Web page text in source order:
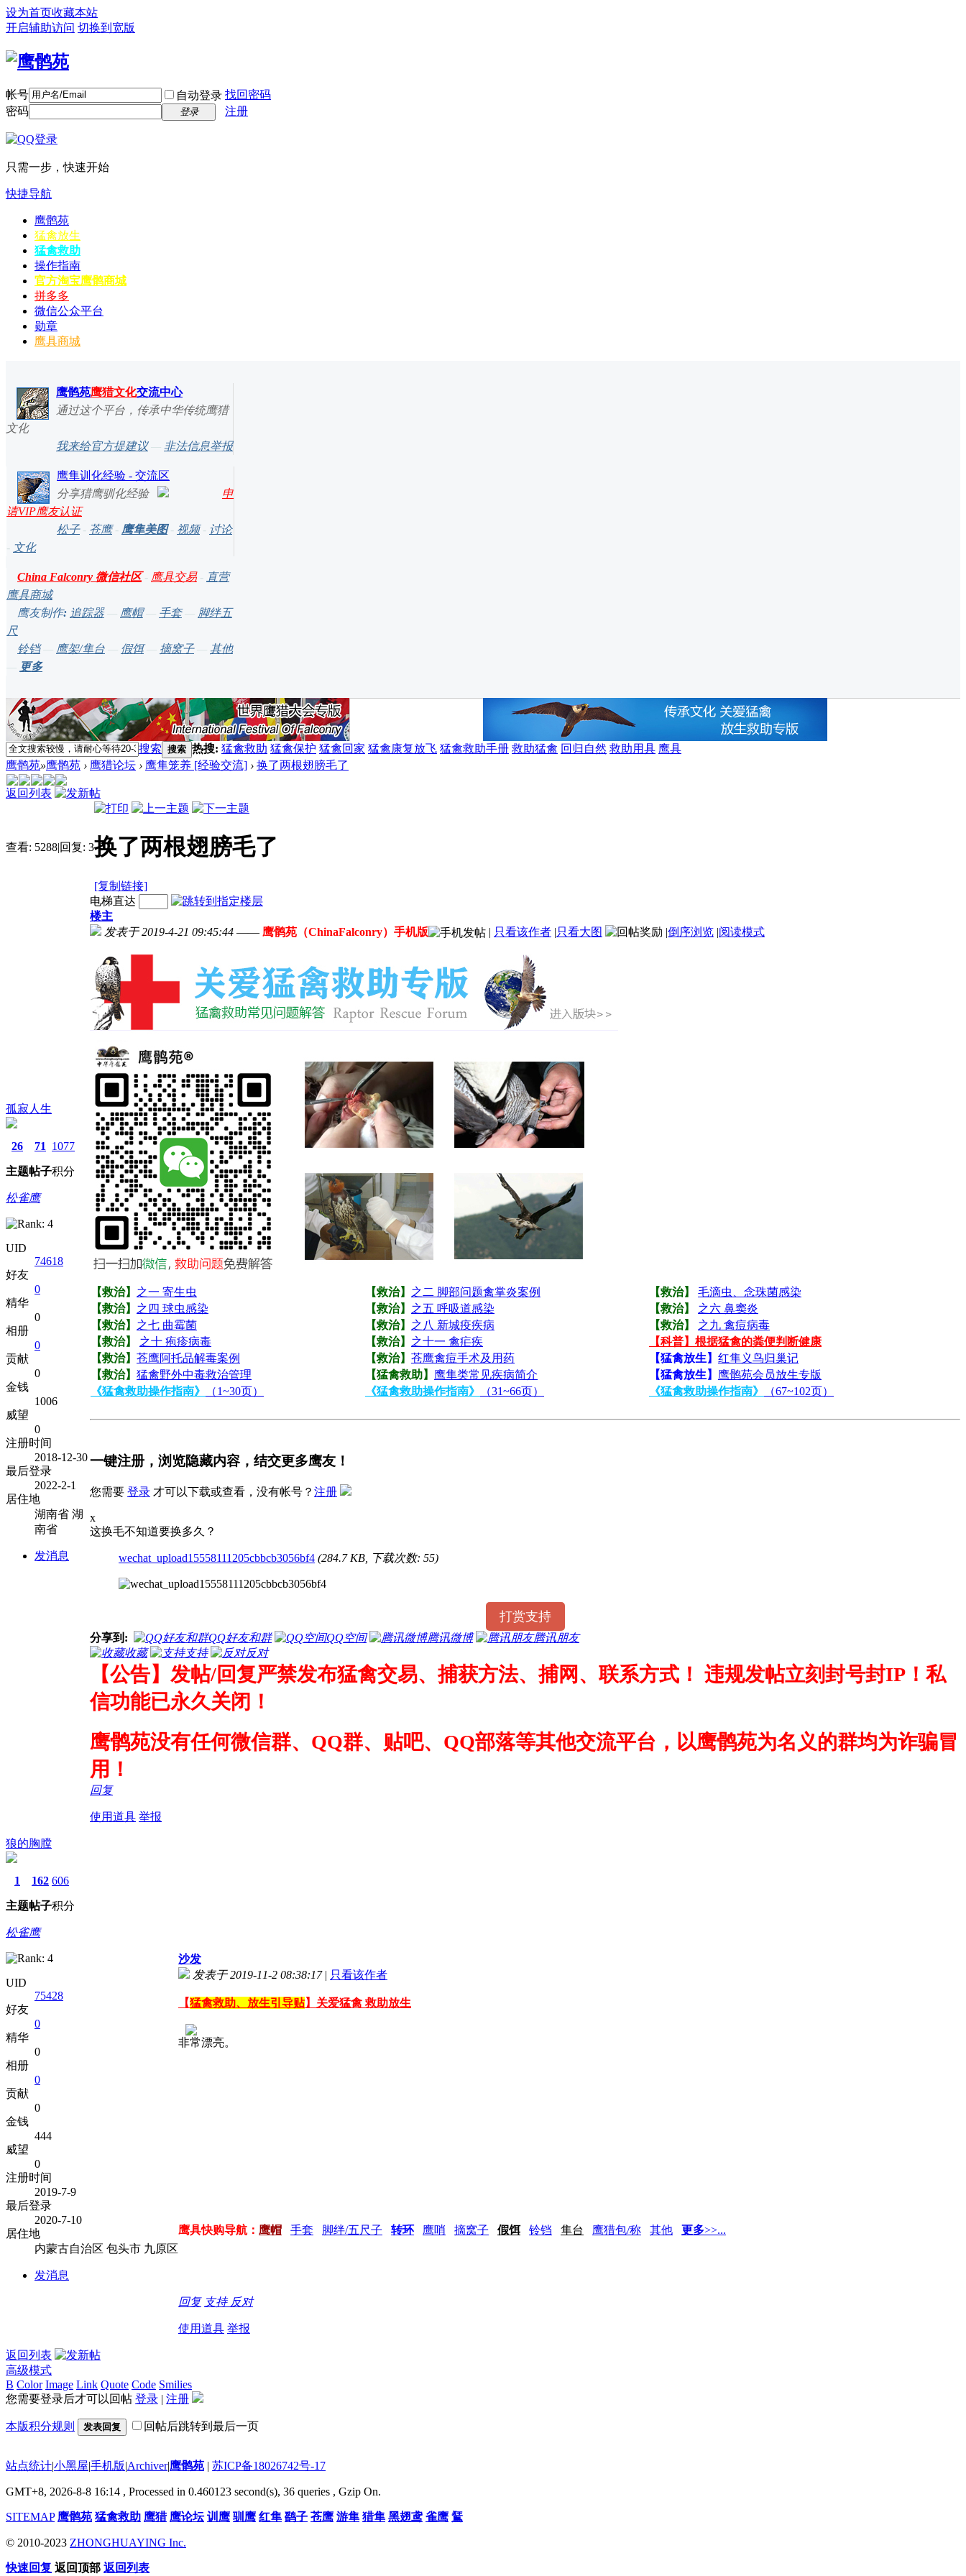
设为首页收藏本站
开启辅助访问 切换到宽版
帐号 自动登录 找回密码
密码
登录 注册
只需一步，快速开始
快捷导航
鹰鹘苑
猛禽放生
猛禽救助
操作指南
官方淘宝鹰鹘商城
拼多多
微信公众平台
勋章
鹰具商城
鹰鹘苑鹰猎文化交流中心
通过这个平台，传承中华传统鹰猎
文化
我来给官方提建议— 非法信息举报
鹰隼训化经验 - 交流区
分享猎鹰驯化经验
申
请VIP鹰友认证
松子- 苍鹰- 鹰隼美图- 视频- 讨论
- 文化
China Falconry 微信社区- 鹰具交易- 直营
鹰具商城
鹰友制作: 追踪器— 鹰帽— 手套— 脚绊五
尺
铃铛— 鹰架/隼台 — 假饵— 摘窝子— 其他
— 更多
搜索 搜索 热搜: 猛禽救助 猛禽保护 猛禽回家 猛禽康复放飞 猛禽救助手册 救助猛禽 回归自然 救助用具 鹰具
鹰鹘苑»鹰鹘苑 › 鹰猎论坛 › 鹰隼笼养 [经验交流] › 换了两根翅膀毛了
返回列表
查看: 5288|回复: 3换了两根翅膀毛了
[复制链接]
孤寂人生
26
主题
71
帖子
1077
积分
松雀鹰
UID
74618
好友
0
精华
0
相册
0
贡献
0
金钱
1006
威望
0
注册时间
2018-12-30
最后登录
2022-2-1
居住地
湖南省 湖
南省
发消息
电梯直达
楼主
发表于 2019-4-21 09:45:44 —— 鹰鹘苑（ChinaFalconry）手机版 | 只看该作者 |只看大图 |倒序浏览 |阅读模式
【救治】 之一 寄生虫 【救治】 之二 脚部问题禽掌炎案例 【救治】 毛滴虫、念珠菌感染
【救治】 之四 球虫感染 【救治】 之五 呼吸道感染 【救治】 之六 鼻窦炎
【救治】 之七 曲霉菌 【救治】 之八 新城疫疾病 【救治】 之九 禽痘病毒
【救治】 之十 疱疹病毒 【救治】 之十一 禽疟疾
【科普】根据猛禽的粪便判断健康
【救治】 苍鹰阿托品解毒案例 【救治】 苍鹰禽痘手术及用药 【猛禽放生】 红隼义鸟归巢记
【救治】 猛禽野外中毒救治管理 【猛禽救助】 鹰隼类常见疾病简介 【猛禽放生】 鹰鹘苑会员放生专版
《猛禽救助操作指南》
（1~30页） 《猛禽救助操作指南》 （31~66页） 《猛禽救助操作指南》 （67~102页）
一键注册，浏览隐藏内容，结交更多鹰友！
您需要 登录 才可以下载或查看，没有帐号？ 注册
x
这换毛不知道要换多久？
wechat_upload15558111205cbbcb3056bf4 (284.7 KB, 下载次数: 55)
打赏支持
分享到: QQ好友和群 QQ空间 腾讯微博
腾讯朋友
收藏
支持 反对
【公告】发帖/回复严禁发布猛禽交易、捕获方法、捕网、联系方式！ 违规发帖立刻封号封IP！私
信功能已永久关闭！
鹰鹘苑没有任何微信群、QQ群、贴吧、QQ部落等其他交流平台，以鹰鹘苑为名义的群均为诈骗冒
用！
回复
使用道具 举报
狼的胸膛
1
主题
162
帖子
606
积分
松雀鹰
UID
75428
好友
0
精华
0
相册
0
贡献
0
金钱
444
威望
0
注册时间
2019-7-9
最后登录
2020-7-10
居住地
内蒙古自治区 包头市 九原区
发消息
沙发
发表于 2019-11-2 08:38:17 | 只看该作者
【猛禽救助、放生引导贴】关爱猛禽 救助放生
非常漂亮。
鹰具快购导航： 鹰帽 手套 脚绊/五尺子 转环 鹰哨 摘窝子 假饵 铃铛 隼台 鹰猎包/称 其他 更多>>...
回复 支持 反对
使用道具 举报
返回列表
高级模式
B Color Image Link Quote Code Smilies
您需要登录后才可以回帖 登录 | 注册
本版积分规则 发表回复 回帖后跳转到最后一页
站点统计|小黑屋|手机版|Archiver|鹰鹘苑 | 苏ICP备18026742号-17
GMT+8, 2026-8-8 16:14 , Processed in 0.460123 second(s), 36 queries , Gzip On.
SITEMAP 鹰鹘苑 猛禽救助 鹰猎 鹰论坛 训鹰 驯鹰 红隼 鹞子 苍鹰 游隼 猎隼 黑翅鸢 雀鹰 鵟
© 2010-2023 ZHONGHUAYING Inc.
快速回复 返回顶部 返回列表